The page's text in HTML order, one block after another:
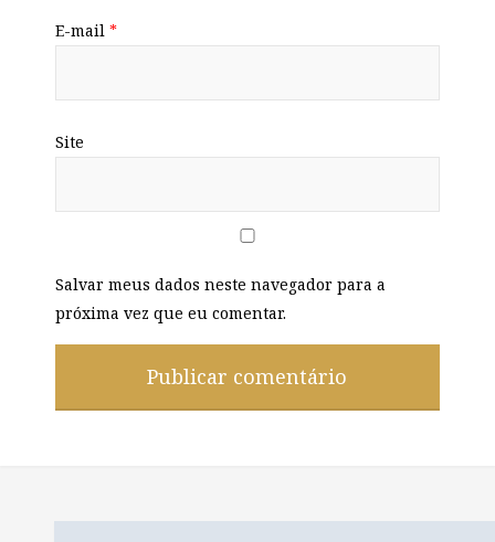
E-mail *
Site
Salvar meus dados neste navegador para a
próxima vez que eu comentar.